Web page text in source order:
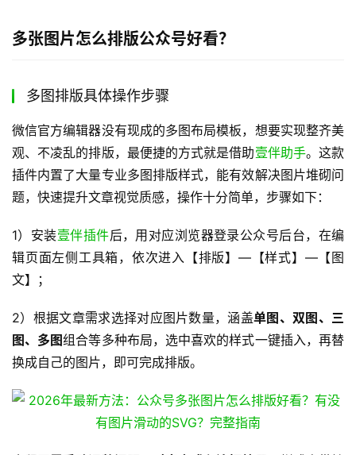
多张图片怎么排版公众号好看？
多图排版具体操作步骤
微信官方编辑器没有现成的多图布局模板，想要实现整齐美
观、不凌乱的排版，最便捷的方式就是借助壹伴助手。这款
插件内置了大量专业多图排版样式，能有效解决图片堆砌问
题，快速提升文章视觉质感，操作十分简单，步骤如下：
1）安装壹伴插件后，用对应浏览器登录公众号后台，在编
辑页面左侧工具箱，依次进入【排版】—【样式】—【图
文】；
2）根据文章需求选择对应图片数量，涵盖单图、双图、三
图、多图组合等多种布局，选中喜欢的样式一键插入，再替
换成自己的图片，即可完成排版。